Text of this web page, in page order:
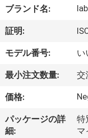
ト
私
達
つ
い
ブランド名:
証明:
モデル番号: い
最小注文数量: 交
価格:
パッケージの詳
細:
特
マ